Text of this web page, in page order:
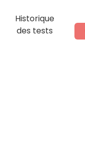
Historique
des tests